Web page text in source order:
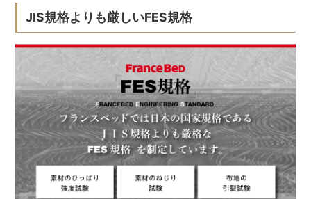
JIS規格よりも厳しいFES規格